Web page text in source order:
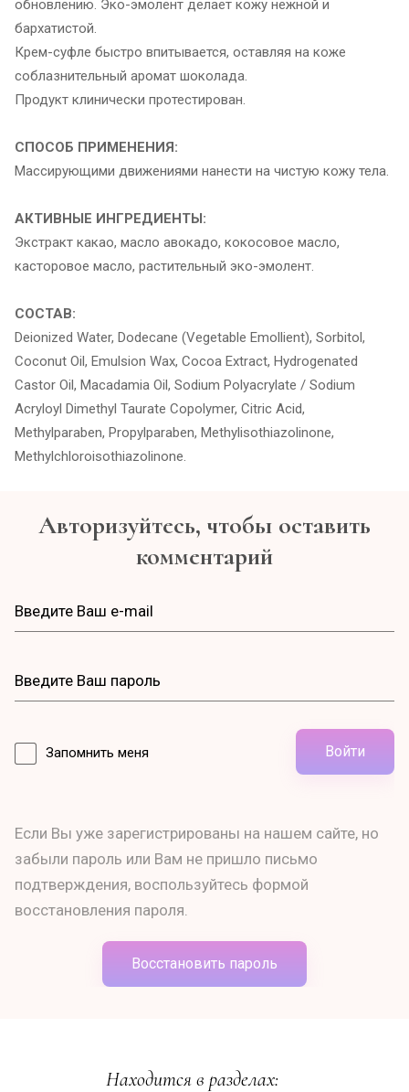
обновлению. Эко-эмолент делает кожу нежной и
бархатистой.
Крем-суфле быстро впитывается, оставляя на коже
соблазнительный аромат шоколада.
Продукт клинически протестирован.
СПОСОБ ПРИМЕНЕНИЯ:
Массирующими движениями нанести на чистую кожу тела.
АКТИВНЫЕ ИНГРЕДИЕНТЫ:
Экстракт какао, масло авокадо, кокосовое масло,
касторовое масло, растительный эко-эмолент.
СОСТАВ:
Deionized Water, Dodecane (Vegetable Emollient), Sorbitol,
Coconut Oil, Emulsion Wax, Cocoa Extract, Hydrogenated
Castor Oil, Macadamia Oil, Sodium Polyacrylate / Sodium
Acryloyl Dimethyl Taurate Copolymer, Citric Acid,
Methylparaben, Propylparaben, Methylisothiazolinone,
Methylchloroisothiazolinone.
Авторизуйтесь, чтобы оставить
комментарий
Запомнить меня Войти
Если Вы уже зарегистрированы на нашем сайте, но
забыли пароль или Вам не пришло письмо
подтверждения, воспользуйтесь формой
восстановления пароля.
Восстановить пароль
Находится в разделах: